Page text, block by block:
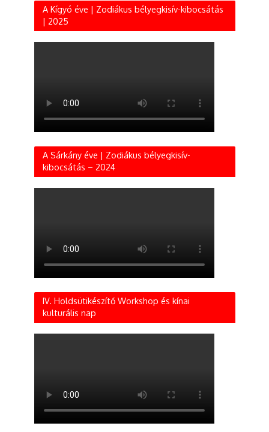
A Kígyó éve | Zodiákus bélyegkisív-kibocsátás
| 2025
A Sárkány éve | Zodiákus bélyegkisív-
kibocsátás – 2024
IV. Holdsütikészítő Workshop és kínai
kulturális nap